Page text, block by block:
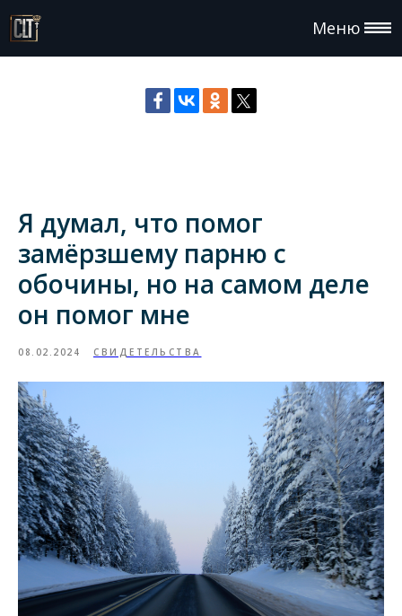
Меню
Я думал, что помог
замёрзшему парню с
обочины, но на самом деле
он помог мне
08.02.2024 СВИДЕТЕЛЬСТВА